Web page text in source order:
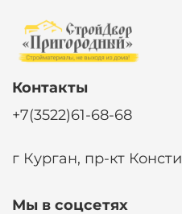
Контакты
+7(3522)61-68-68
г Курган, пр-кт
Мы в соцсетях